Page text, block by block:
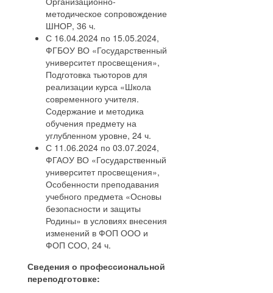
методическое сопровождение
ШНОР, 36 ч.
С 16.04.2024 по 15.05.2024,
ФГБОУ ВО «Государственный
университет просвещения»,
Подготовка тьюторов для
реализации курса «Школа
современного учителя.
Содержание и методика
обучения предмету на
углубленном уровне, 24 ч.
С 11.06.2024 по 03.07.2024,
ФГАОУ ВО «Государственный
университет просвещения»,
Особенности преподавания
учебного предмета «Основы
безопасности и защиты
Родины» в условиях внесения
изменений в ФОП ООО и
ФОП СОО, 24 ч.
Сведения о профессиональной
переподготовке: